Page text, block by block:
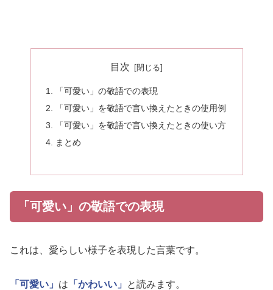
目次
「可愛い」の敬語での表現
「可愛い」を敬語で言い換えたときの使用例
「可愛い」を敬語で言い換えたときの使い方
まとめ
「可愛い」の敬語での表現
これは、愛らしい様子を表現した言葉です。
「可愛い」 は 「かわいい」 と読みます。